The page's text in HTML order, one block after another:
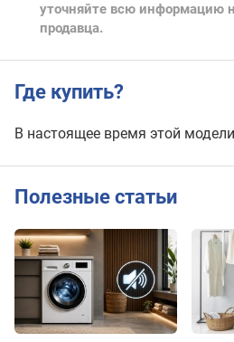
уточняйте всю информацию
продавца.
Где купить?
В настоящее время этой
Полезные статьи